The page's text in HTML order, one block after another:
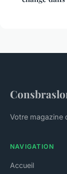
Votre magazine
NAVIGATION
Accueil